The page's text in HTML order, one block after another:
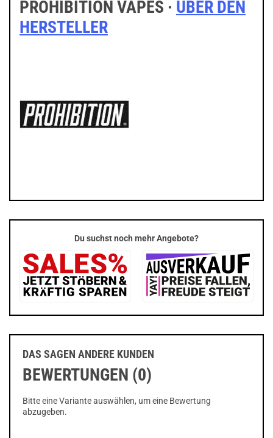
PROHIBITION VAPES · ÜBER DEN
HERSTELLER
Du suchst noch mehr Angebote?
DAS SAGEN ANDERE KUNDEN
BEWERTUNGEN (0)
Bitte eine Variante auswählen, um eine Bewertung
abzugeben.